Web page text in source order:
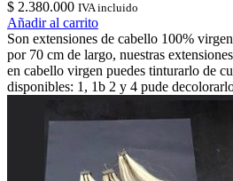
$ 2.380.000 IVA incluido
Añadir al carrito
Son extensiones de cabello 100%
por 70 cm de largo, nuestras
en cabello virgen puedes tinturarlo de
disponibles: 1, 1b 2 y 4 pude